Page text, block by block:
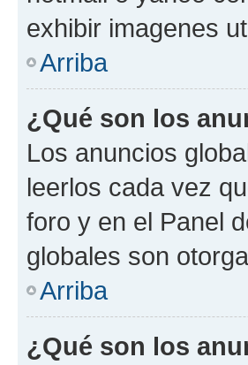
exhibir imagenes
Arriba
¿Qué son los
Los anuncios
leerlos cada vez
foro y en el Panel
globales son
Arriba
¿Qué son los